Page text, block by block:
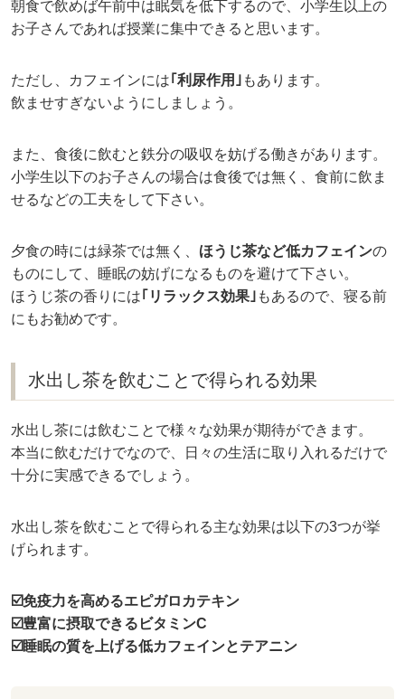
朝食で飲めば午前中は眠気を低下するので、小学生以上の
お子さんであれば授業に集中できると思います。
ただし、カフェインには｢利尿作用｣ もあります。
飲ませすぎないようにしましょう。
また、食後に飲むと鉄分の吸収を妨げる働きがあります。
小学生以下のお子さんの場合は食後では無く、食前に飲ま
せるなどの工夫をして下さい。
夕食の時には緑茶では無く、 ほうじ茶など低カフェインの
ものにして、睡眠の妨げになるものを避けて下さい。
ほうじ茶の香りには｢リラックス効果｣ もあるので、寝る前
にもお勧めです。
水出し茶を飲むことで得られる効果
水出し茶には飲むことで様々な効果が期待ができます。
本当に飲むだけでなので、日々の生活に取り入れるだけで
十分に実感できるでしょう。
水出し茶を飲むことで得られる主な効果は以下の3つが挙
げられます。
☑️免疫力を高めるエピガロカテキン
☑️豊富に摂取できるビタミンC
☑️睡眠の質を上げる低カフェインとテアニン